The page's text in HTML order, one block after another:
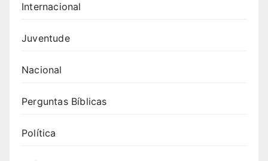
Internacional
Juventude
Nacional
Perguntas Bíblicas
Política